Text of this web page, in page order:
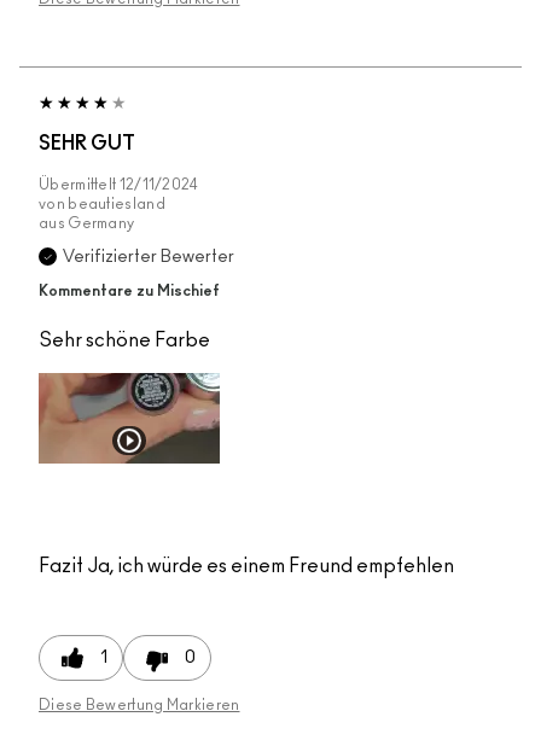
SEHR GUT
Übermittelt 12/11/2024
von beautiesland
aus Germany
Verifizierter Bewerter
Kommentare zu Mischief
Sehr schöne Farbe
Fazit Ja, ich würde es einem Freund empfehlen
1 0
Diese Bewertung Markieren